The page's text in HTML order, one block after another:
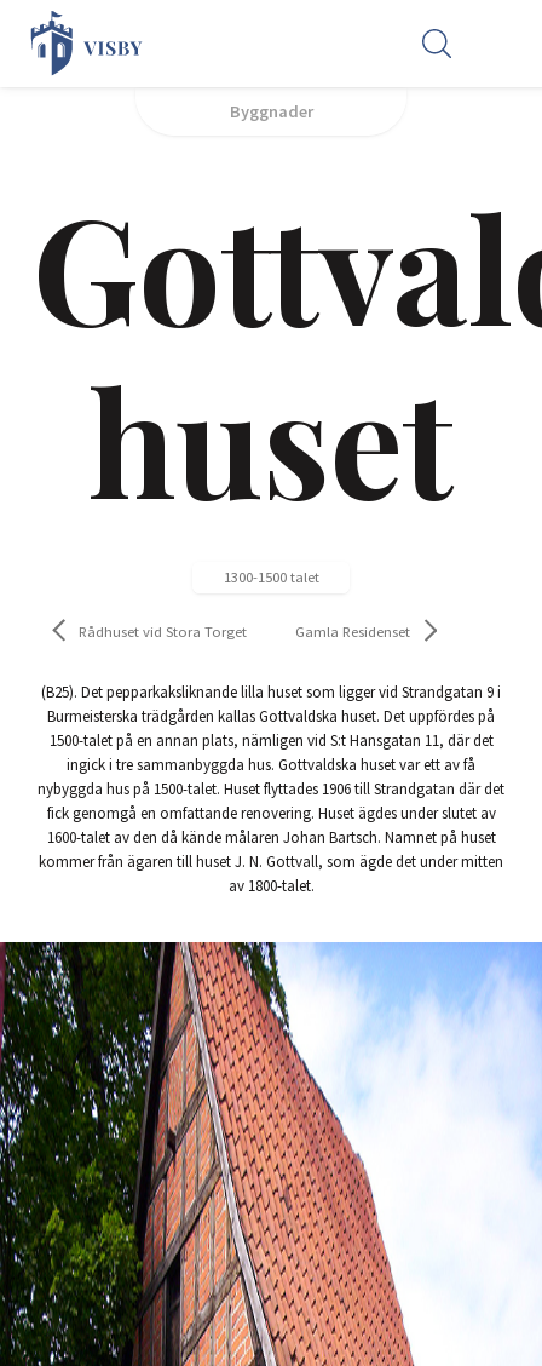
Byggnader
huset
Rådhuset vid Stora Torget
1300-1500 talet
Gamla Residenset
(B25). Det pepparkaksliknande lilla huset som ligger vid Strandgatan 9 i
Burmeisterska trädgården kallas Gottvaldska huset. Det uppfördes på
1500-talet på en annan plats, nämligen vid S:t Hansgatan 11, där det
ingick i tre sammanbyggda hus. Gottvaldska huset var ett av få
nybyggda hus på 1500-talet. Huset flyttades 1906 till Strandgatan där det
fick genomgå en omfattande renovering. Huset ägdes under slutet av
1600-talet av den då kände målaren Johan Bartsch. Namnet på huset
kommer från ägaren till huset J. N. Gottvall, som ägde det under mitten
av 1800-talet.